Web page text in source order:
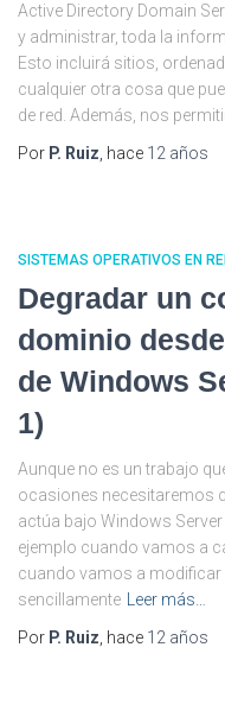
Active Directory Domain
y administrar, toda la
Esto incluirá sitios,
cualquier otra cosa que
de red. Además, nos
Por P. Ruiz , hace 12 años
SISTEMAS OPERATIVOS EN
Degradar un
dominio
de Windows
1)
Aunque no es un trabajo
ocasiones necesitaremos
actúa bajo Windows
ejemplo cuando vamos a
cuando vamos a modificar
sencillamente
Leer más…
Por P. Ruiz , hace 12 años